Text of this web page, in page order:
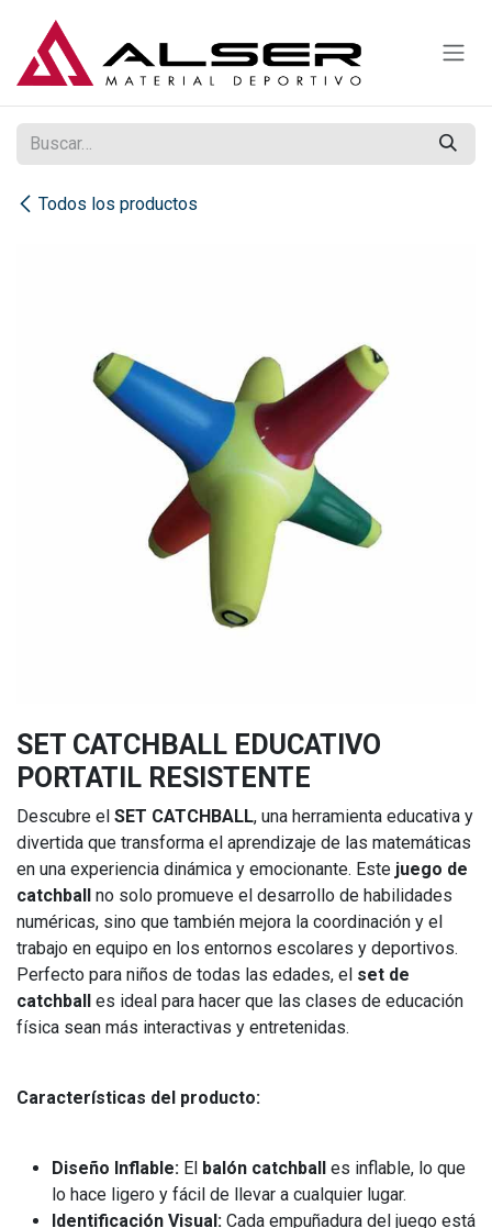
Todos los productos
SET CATCHBALL EDUCATIVO
PORTATIL RESISTENTE
Descubre el SET CATCHBALL, una herramienta educativa y
divertida que transforma el aprendizaje de las matemáticas
en una experiencia dinámica y emocionante. Este juego de
catchball no solo promueve el desarrollo de habilidades
numéricas, sino que también mejora la coordinación y el
trabajo en equipo en los entornos escolares y deportivos.
Perfecto para niños de todas las edades, el set de
catchball es ideal para hacer que las clases de educación
física sean más interactivas y entretenidas.
Características del producto:
Diseño Inflable: El balón catchball es inflable, lo que
lo hace ligero y fácil de llevar a cualquier lugar.
Identificación Visual: Cada empuñadura del juego está